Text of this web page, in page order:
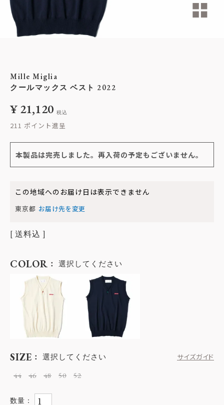
Mille Miglia
クールマックス ベスト 2022
¥21,120 税込
211
本製品は完売しました。再入荷の予定もございません。
この地域へのお届け日は表示できません
東京都 お届け先を変更
送料込
SIZE 選択してください
サイズガイド
44
46 48 50 52
COLOR 選択してください